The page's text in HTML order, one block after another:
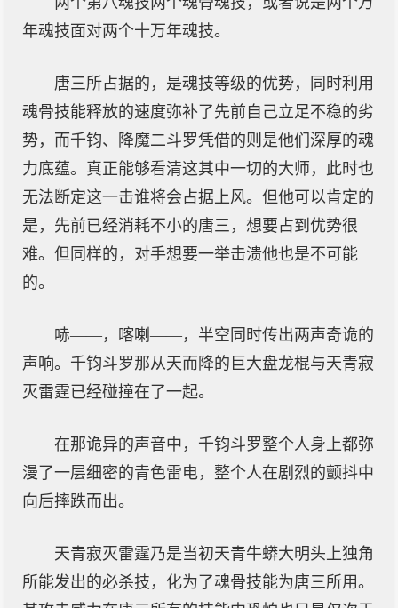
年魂技面对两个十万年魂技。
唐三所占据的，是魂技等级的优势，同时利用
魂骨技能释放的速度弥补了先前自己立足不稳的劣
势，而千钧、降魔二斗罗凭借的则是他们深厚的魂
力底蕴。真正能够看清这其中一切的大师，此时也
无法断定这一击谁将会占据上风。但他可以肯定的
是，先前已经消耗不小的唐三，想要占到优势很
难。但同样的，对手想要一举击溃他也是不可能
的。
哧——，喀喇——，半空同时传出两声奇诡的
声响。千钧斗罗那从天而降的巨大盘龙棍与天青寂
灭雷霆已经碰撞在了一起。
在那诡异的声音中，千钧斗罗整个人身上都弥
漫了一层细密的青色雷电，整个人在剧烈的颤抖中
向后摔跌而出。
天青寂灭雷霆乃是当初天青牛蟒大明头上独角
所能发出的必杀技，化为了魂骨技能为唐三所用。